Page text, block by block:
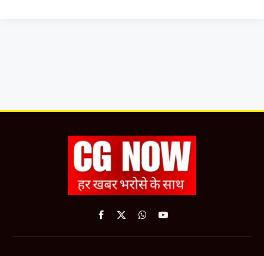
Facebook
X
WhatsApp
YouTube